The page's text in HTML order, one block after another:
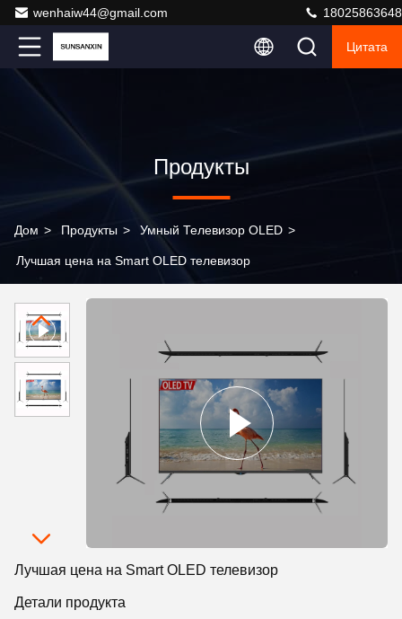
wenhaiw44@gmail.com 18025863648
Цитата
Продукты
Дом > Продукты > Умный Телевизор OLED >
Лучшая цена на Smart OLED телевизор
Лучшая цена на Smart OLED телевизор
Детали продукта